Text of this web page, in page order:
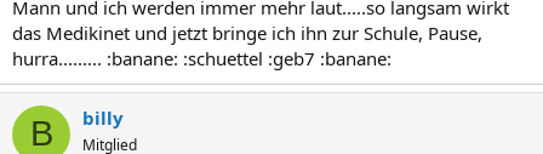
Mann und ich werden immer mehr laut.....so langsam wirkt
das Medikinet und jetzt bringe ich ihn zur Schule, Pause,
hurra......... :banane: :schuettel :geb7 :banane:
B billy
Mitglied